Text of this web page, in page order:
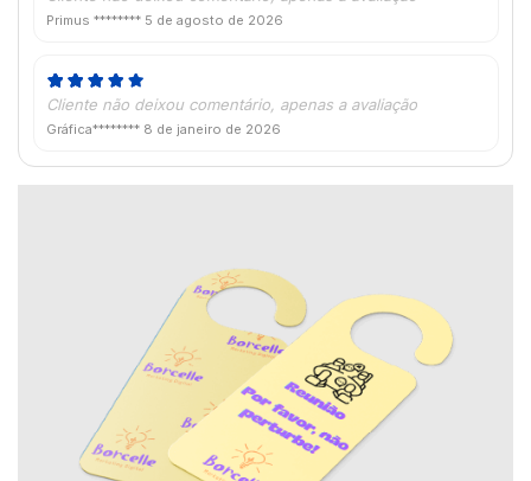
Primus ******** 5 de agosto de 2026
Cliente não deixou comentário, apenas a avaliação
Gráfica******** 8 de janeiro de 2026